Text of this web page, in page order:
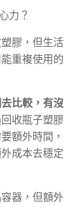
力？
膠，但生活
重複使用的
比較，有沒
收瓶子塑膠
額外時間，
成本去穩定
器，但額外